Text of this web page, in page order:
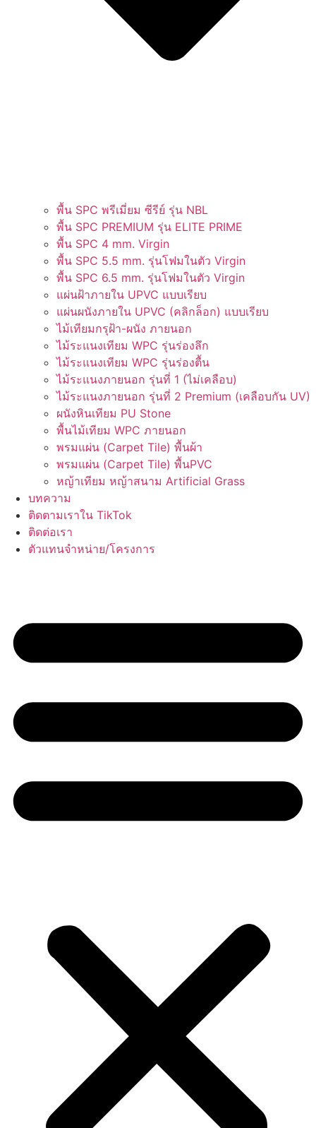
พื้น SPC พรีเมี่ยม ซีรีย์ รุ่น NBL
พื้น SPC PREMIUM รุ่น ELITE PRIME
พื้น SPC 4 mm. Virgin
พื้น SPC 5.5 mm. รุ่นโฟมในตัว Virgin
พื้น SPC 6.5 mm. รุ่นโฟมในตัว Virgin
แผ่นฝ้าภายใน UPVC แบบเรียบ
แผ่นผนังภายใน UPVC (คลิกล็อก) แบบเรียบ
ไม้เทียมกรุฝ้า-ผนัง ภายนอก
ไม้ระแนงเทียม WPC รุ่นร่องลึก
ไม้ระแนงเทียม WPC รุ่นร่องตื้น
ไม้ระแนงภายนอก รุ่นที่ 1 (ไม่เคลือบ)
ไม้ระแนงภายนอก รุ่นที่ 2 Premium (เคลือบกัน UV)
ผนังหินเทียม PU Stone
พื้นไม้เทียม WPC ภายนอก
พรมแผ่น (Carpet Tile) พื้นผ้า
พรมแผ่น (Carpet Tile) พื้นPVC
หญ้าเทียม หญ้าสนาม Artificial Grass
บทความ
ติดตามเราใน TikTok
ติดต่อเรา
ตัวแทนจำหน่าย/โครงการ